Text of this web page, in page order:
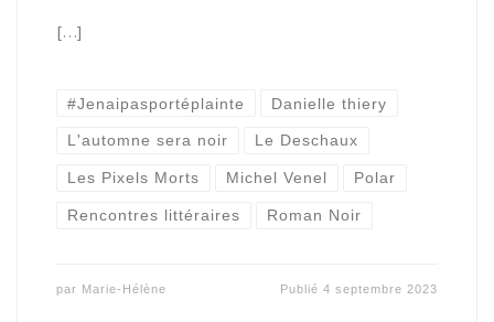
[…]
#Jenaipasportéplainte Danielle thiery
L'automne sera noir Le Deschaux
Les Pixels Morts Michel Venel Polar
Rencontres littéraires Roman Noir
par Marie-Hélène Publié4 septembre 2023